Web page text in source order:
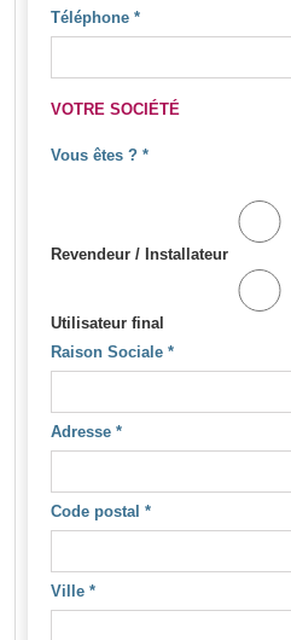
Téléphone *
VOTRE SOCIÉTÉ
Vous êtes ? *
Revendeur / Installateur
Utilisateur final
Raison Sociale *
Adresse *
Code postal *
Ville *